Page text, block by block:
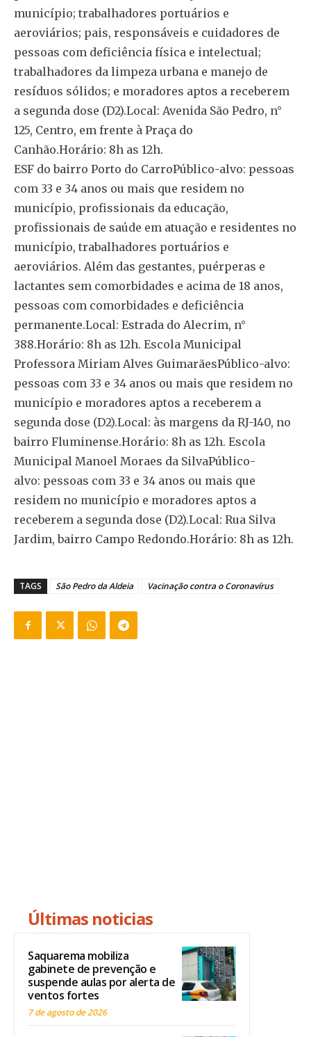
município; trabalhadores portuários e
aeroviários; pais, responsáveis e cuidadores de
pessoas com deficiência física e intelectual;
trabalhadores da limpeza urbana e manejo de
resíduos sólidos; e moradores aptos a receberem
a segunda dose (D2).Local: Avenida São Pedro, n°
125, Centro, em frente à Praça do
Canhão.Horário: 8h as 12h.
ESF do bairro Porto do CarroPúblico-alvo: pessoas
com 33 e 34 anos ou mais que residem no
município, profissionais da educação,
profissionais de saúde em atuação e residentes no
município, trabalhadores portuários e
aeroviários. Além das gestantes, puérperas e
lactantes sem comorbidades e acima de 18 anos,
pessoas com comorbidades e deficiência
permanente.Local: Estrada do Alecrim, n°
388.Horário: 8h as 12h. Escola Municipal
Professora Miriam Alves GuimarãesPúblico-alvo:
pessoas com 33 e 34 anos ou mais que residem no
município e moradores aptos a receberem a
segunda dose (D2).Local: às margens da RJ-140, no
bairro Fluminense.Horário: 8h as 12h. Escola
Municipal Manoel Moraes da SilvaPúblico-
alvo: pessoas com 33 e 34 anos ou mais que
residem no município e moradores aptos a
receberem a segunda dose (D2).Local: Rua Silva
Jardim, bairro Campo Redondo.Horário: 8h as 12h.
TAGS São Pedro da Aldeia Vacinação contra o Coronavírus
Últimas noticias
Saquarema mobiliza
gabinete de prevenção e
suspende aulas por alerta de
ventos fortes
7 de agosto de 2026